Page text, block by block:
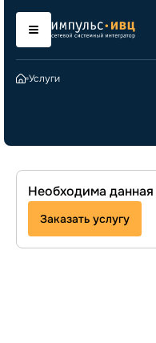
Услуги
Необходима данная
Заказать услугу